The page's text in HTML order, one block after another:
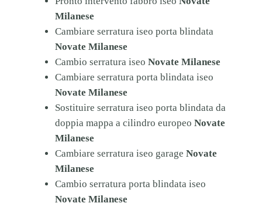
Milanese
Cambiare serratura iseo porta blindata
Novate Milanese
Cambio serratura iseo Novate Milanese
Cambiare serratura porta blindata iseo
Novate Milanese
Sostituire serratura iseo porta blindata da
doppia mappa a cilindro europeo Novate
Milanese
Cambiare serratura iseo garage Novate
Milanese
Cambio serratura porta blindata iseo
Novate Milanese